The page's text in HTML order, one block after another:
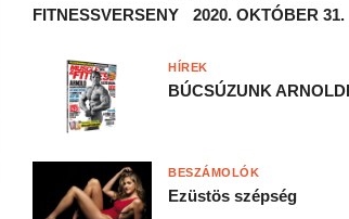
FITNESSVERSENY 2020. OKTÓBER 31.
BÚCSÚZUNK
HÍREK
Ezüstös szépség
BESZÁMOLÓK